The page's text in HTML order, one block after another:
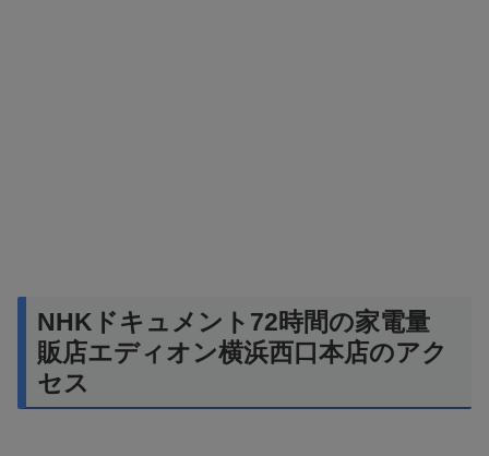
NHKドキュメント72時間の家電量
販店エディオン横浜西口本店のアク
セス